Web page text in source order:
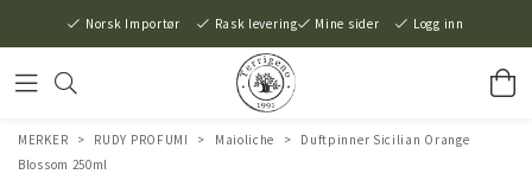
Norsk Importør Rask levering Mine sider Logg inn
MERKER > RUDY PROFUMI > Maioliche >
Duftpinner Sicilian Orange
Blossom 250ml